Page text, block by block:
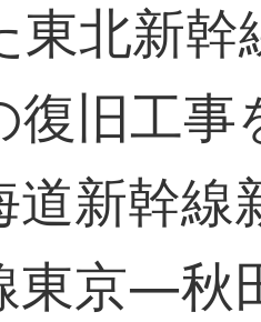
東北新
復旧工
道新幹線
東京―秋